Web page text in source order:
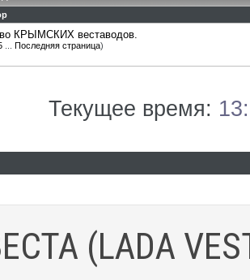
КРЫМСКИХ веставодов.
Последняя страница)
Текущее время:
(LADA